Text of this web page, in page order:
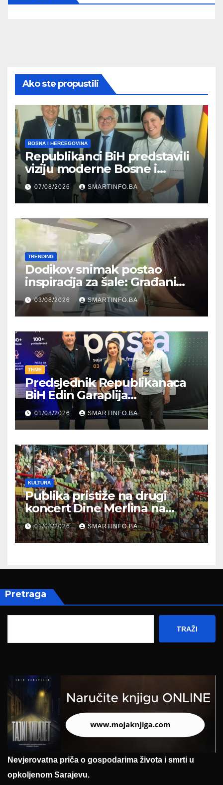
Ako ste propustili
BOSNA I HERCEGOVINA
Republikanci BiH predstavili
viziju moderne Bosne i
Hercegovine ambasadoru
Njemačke
07/08/2026 SMARTINFO.BA
TRENDING
Dodikov snimak postao
inspiracija za šale: Građani
kroz parodiju poslali poruku
03/08/2026 SMARTINFO.BA
TEME
Predsjednik Republikanaca
BiH Edin Garaplija
prisustvovao prezentaciji
Federalnog sajma
zapošljavanja
01/08/2026 SMARTINFO.BA
KULTURA
Publika pristiže na drugi
koncert Dine Merlina na
Koševu
01/08/2026 SMARTINFO.BA
Pretraga
TRAŽI
Nevjerovatna priča o gospodarima života i smrti u
opkoljenom Sarajevu.